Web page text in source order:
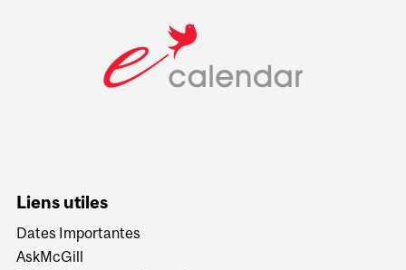
Liens utiles
Dates Importantes
AskMcGill